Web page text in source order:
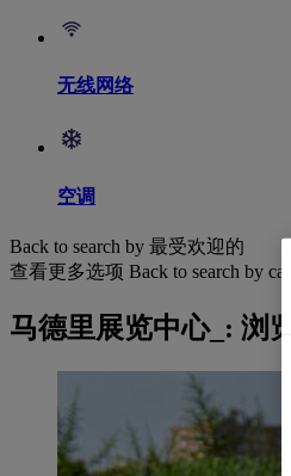
无线网络
空调
Back to search by 最受欢迎的
查看更多选项 Back to search by
马德里展览中心_: 浏